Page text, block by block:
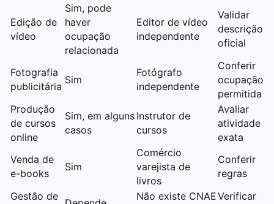
Edição de
vídeo
Sim, pode
haver
ocupação
relacionada
Editor de vídeo
independente
Validar
descrição
oficial
Fotografia
publicitária
Sim
Fotógrafo
independente
Conferir
ocupação
permitida
Produção
de cursos
online
Sim, em alguns
casos
Instrutor de
cursos
Avaliar
atividade
exata
Venda de
e-books
Sim
Comércio
varejista de
livros
Conferir
regras
Gestão de
Não existe CNAEVerificar